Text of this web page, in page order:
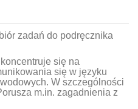
zadań do podręcznika
koncentruje się na
się w języku
W szczególności
m.in. zagadnienia z